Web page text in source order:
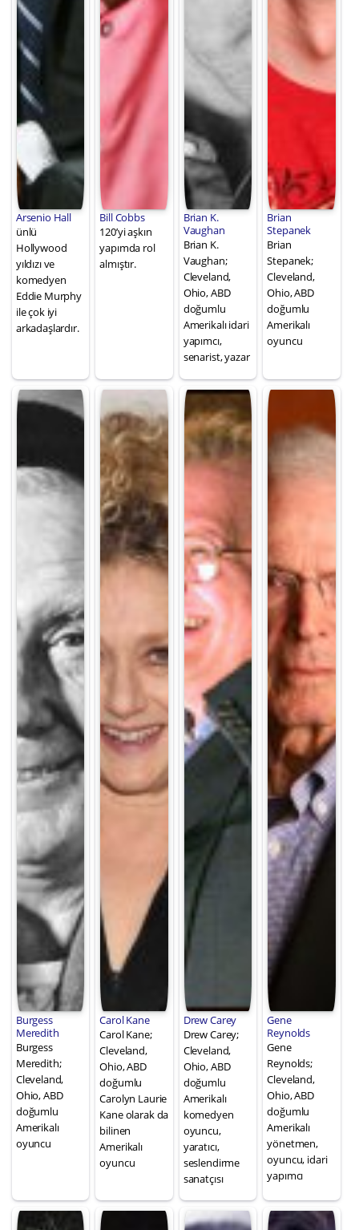
Arsenio Hall
ünlü
Hollywood
yıldızı ve
komedyen
Eddie Murphy
ile çok iyi
arkadaşlardır.
Bill Cobbs
120’yi aşkın
yapımda rol
almıştır.
Brian K.
Vaughan
Brian K.
Vaughan;
Cleveland,
Ohio, ABD
doğumlu
Amerikalı idari
yapımcı,
senarist, yazar
Brian
Stepanek
Brian
Stepanek;
Cleveland,
Ohio, ABD
doğumlu
Amerikalı
oyuncu
Burgess
Meredith
Burgess
Meredith;
Cleveland,
Ohio, ABD
doğumlu
Amerikalı
oyuncu
Carol Kane
Carol Kane;
Cleveland,
Ohio, ABD
doğumlu
Carolyn Laurie
Kane olarak da
bilinen
Amerikalı
oyuncu
Drew Carey
Drew Carey;
Cleveland,
Ohio, ABD
doğumlu
Amerikalı
komedyen
oyuncu,
yaratıcı,
seslendirme
sanatçısı
Gene
Reynolds
Gene
Reynolds;
Cleveland,
Ohio, ABD
doğumlu
Amerikalı
yönetmen,
oyuncu, idari
yapımcı